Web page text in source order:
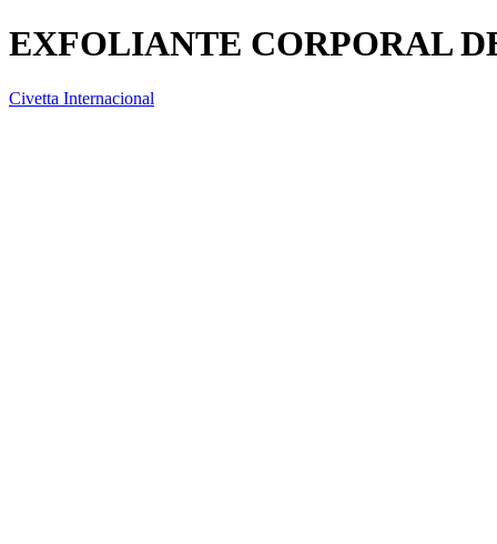
EXFOLIANTE CORPORAL
Civetta Internacional